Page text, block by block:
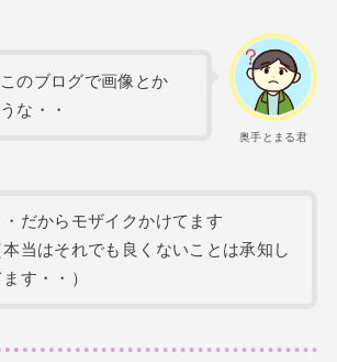
奥手とまる君
のブログで画像とか
な・・
・だからモザイクかけてます
本当はそれでも良くないことは承知し
す・・）